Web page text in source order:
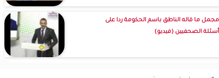
مجمل ما قاله الناطق باسم الحكومة ردا على
أسئلة الصحفيين (فيديو)